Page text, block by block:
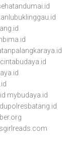
mybudaya.id